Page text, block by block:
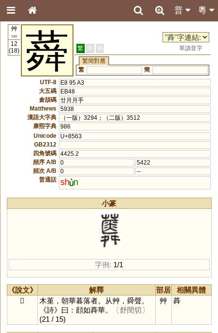
粵
普
艸
140
12
(18)
蕣 繁 簡 港
單讀音字
繁簡對應
繁
簡
UTF-8
E8 95 A3
大五碼
EB48
倉頡碼 廿月月手
Matthews
5938
漢語大字典
（一版）3294；（二版）3512
康熙字典 986
Unicode
U+8563
GB2312
四角號碼 4425.2
頻序 A/B
0
5422
頻次 A/B
0
--
普通話 sh n
小篆
字例: 1/1
《說文》 解釋 部居
相關異體
𧂌
木堇，朝華暮落者。从艸，舜聲。
《詩》曰：顔如蕣華。
〔舒閏切〕
(21 / 15)
艸 蕣